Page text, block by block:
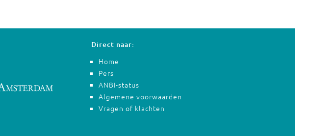
Direct naar:
Home
Pers
ANBI-status
Algemene voorwaarden
Vragen of klachten